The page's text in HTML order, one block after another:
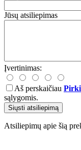
Jūsų atsiliepimas
Įvertinimas:
Aš perskaičiau
sąlygomis.
Siųsti atsiliepimą
Atsiliepimų apie šią